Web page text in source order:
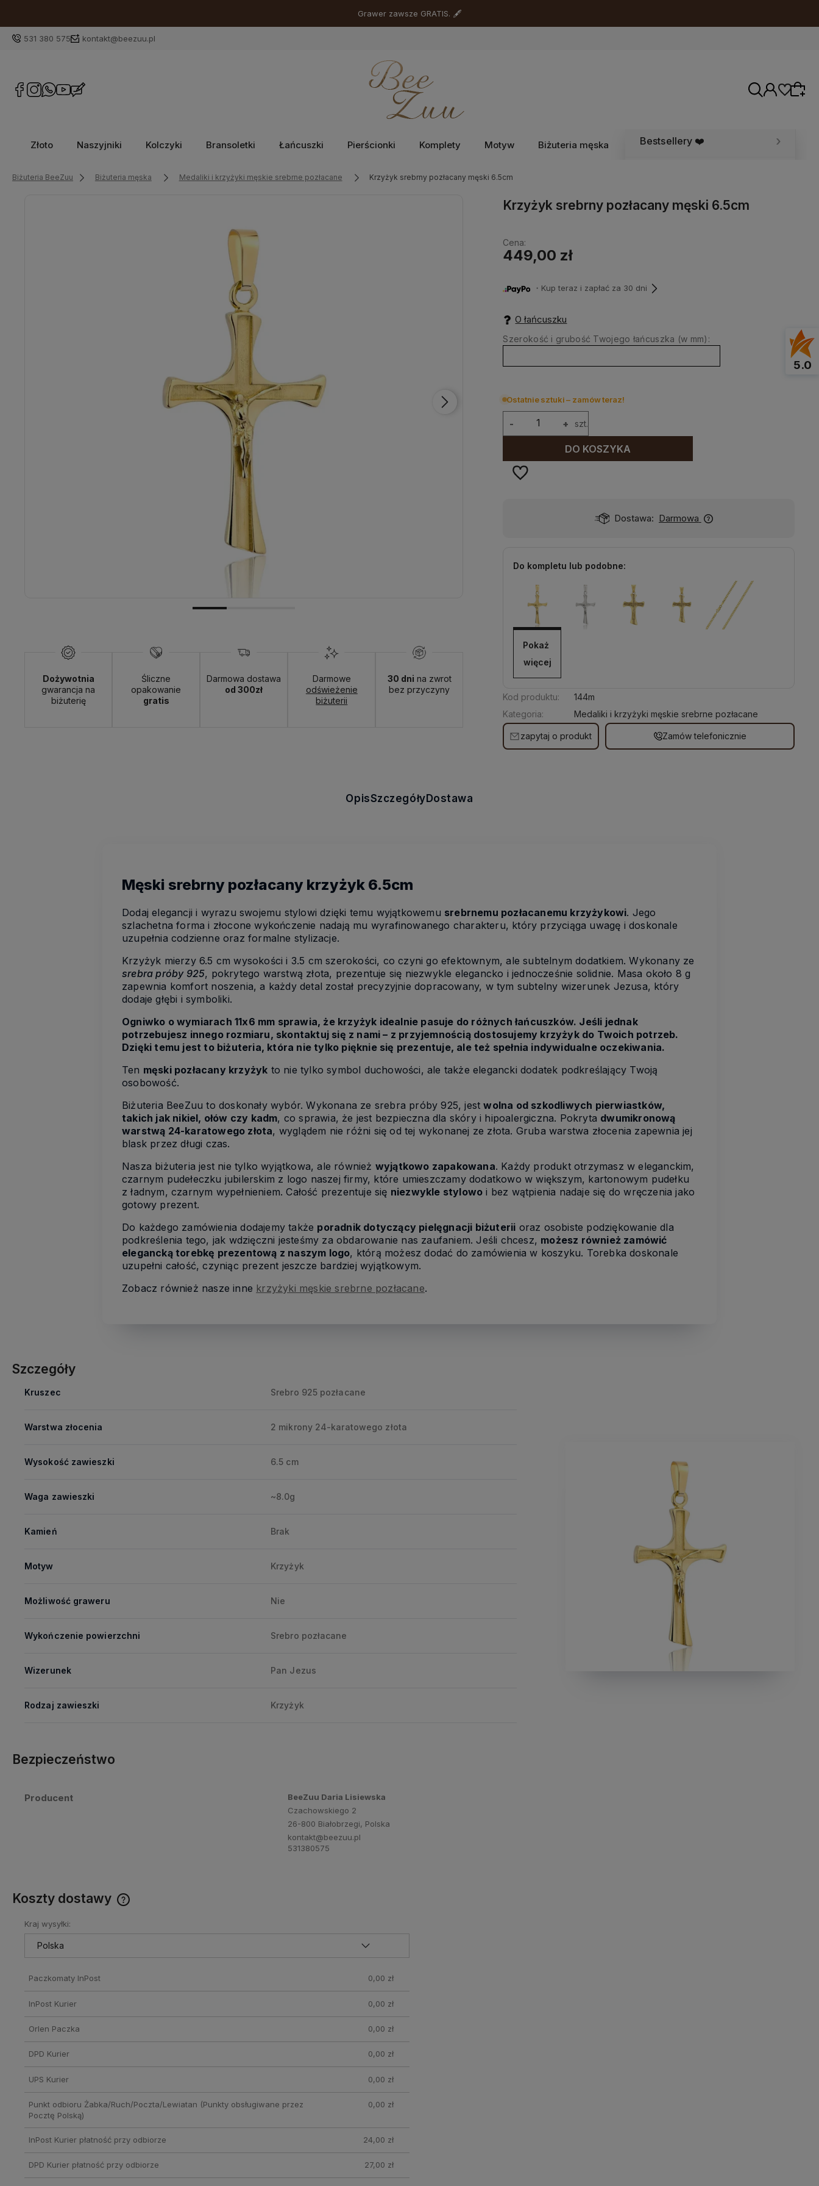
Grawer zawsze GRATIS. 🖋
531 380 575 kontakt@beezuu.pl
Złoto Naszyjniki Kolczyki Bransoletki Łańcuszki Pierścionki Komplety Motyw Biżuteria męska Bestsellery ❤️
Biżuteria BeeZuu Biżuteria męska Medaliki i krzyżyki męskie srebrne pozłacane Krzyżyk srebrny pozłacany męski 6.5cm
Dożywotnia
gwarancja na
biżuterię
Śliczne
opakowanie
gratis
Darmowa dostawa
od 300zł
Darmowe
odświeżenie
biżuterii
30 dni na zwrot
bez przyczyny
Krzyżyk srebrny pozłacany męski 6.5cm
Cena:
449,00 zł
・Kup teraz i zapłać za 30 dni
O łańcuszku
Szerokość i grubość Twojego łańcuszka (w mm):
Ostatnie sztuki – zamów teraz!
+
- szt.
DO KOSZYKA
Dostawa: Darmowa
Do kompletu lub podobne:
Pokaż
więcej
Kod produktu:
144m
Kategoria:
Medaliki i krzyżyki męskie srebrne pozłacane
zapytaj o produkt Zamów telefonicznie
OpisSzczegóły Dostawa
Męski srebrny pozłacany krzyżyk 6.5cm
Dodaj elegancji i wyrazu swojemu stylowi dzięki temu wyjątkowemu srebrnemu pozłacanemu krzyżykowi. Jego
szlachetna forma i złocone wykończenie nadają mu wyrafinowanego charakteru, który przyciąga uwagę i doskonale
uzupełnia codzienne oraz formalne stylizacje.
Krzyżyk mierzy 6.5 cm wysokości i 3.5 cm szerokości, co czyni go efektownym, ale subtelnym dodatkiem. Wykonany ze
srebra próby 925, pokrytego warstwą złota, prezentuje się niezwykle elegancko i jednocześnie solidnie. Masa około 8 g
zapewnia komfort noszenia, a każdy detal został precyzyjnie dopracowany, w tym subtelny wizerunek Jezusa, który
dodaje głębi i symboliki.
Ogniwko o wymiarach 11x6 mm sprawia, że krzyżyk idealnie pasuje do różnych łańcuszków. Jeśli jednak
potrzebujesz innego rozmiaru, skontaktuj się z nami – z przyjemnością dostosujemy krzyżyk do Twoich potrzeb.
Dzięki temu jest to biżuteria, która nie tylko pięknie się prezentuje, ale też spełnia indywidualne oczekiwania.
Ten męski pozłacany krzyżyk to nie tylko symbol duchowości, ale także elegancki dodatek podkreślający Twoją
osobowość.
Biżuteria BeeZuu to doskonały wybór. Wykonana ze srebra próby 925, jestwolna od szkodliwych pierwiastków,
takich jak nikiel, ołów czy kadm, co sprawia, że jest bezpieczna dla skóry i hipoalergiczna. Pokryta dwumikronową
warstwą 24-karatowego złota, wyglądem nie różni się od tej wykonanej ze złota. Gruba warstwa złocenia zapewnia jej
blask przez długi czas.
Nasza biżuteria jest nie tylko wyjątkowa, ale również wyjątkowo zapakowana. Każdy produkt otrzymasz w eleganckim,
czarnym pudełeczku jubilerskim z logo naszej firmy, które umieszczamy dodatkowo w większym, kartonowym pudełku
z ładnym, czarnym wypełnieniem. Całość prezentuje się niezwykle stylowo i bez wątpienia nadaje się do wręczenia jako
gotowy prezent.
Do każdego zamówienia dodajemy także poradnik dotyczący pielęgnacji biżuterii oraz osobiste podziękowanie dla
podkreślenia tego, jak wdzięczni jesteśmy za obdarowanie nas zaufaniem. Jeśli chcesz, możesz również zamówić
elegancką torebkę prezentową z naszym logo, którą możesz dodać do zamówienia w koszyku. Torebka doskonale
uzupełni całość, czyniąc prezent jeszcze bardziej wyjątkowym.
Zobacz również nasze inne krzyżyki męskie srebrne pozłacane.
Szczegóły
Kruszec Srebro 925 pozłacane
Warstwa złocenia 2 mikrony 24-karatowego złota
Wysokość zawieszki 6.5 cm
Waga zawieszki ~8.0g
Kamień Brak
Motyw Krzyżyk
Możliwość graweru Nie
Wykończenie powierzchni Srebro pozłacane
Wizerunek Pan Jezus
Rodzaj zawieszki Krzyżyk
Bezpieczeństwo
Producent
BeeZuu Daria Lisiewska
Czachowskiego 2
26-800 Białobrzegi, Polska
kontakt@beezuu.pl
531380575
Koszty dostawy
Kraj wysyłki:
Paczkomaty InPost 0,00 zł
InPost Kurier 0,00 zł
Orlen Paczka 0,00 zł
DPD Kurier 0,00 zł
UPS Kurier 0,00 zł
Punkt odbioru Żabka/Ruch/Poczta/Lewiatan (Punkty obsługiwane przez
Pocztę Polską)
0,00 zł
InPost Kurier płatność przy odbiorze 24,00 zł
DPD Kurier płatność przy odbiorze 27,00 zł
5.0